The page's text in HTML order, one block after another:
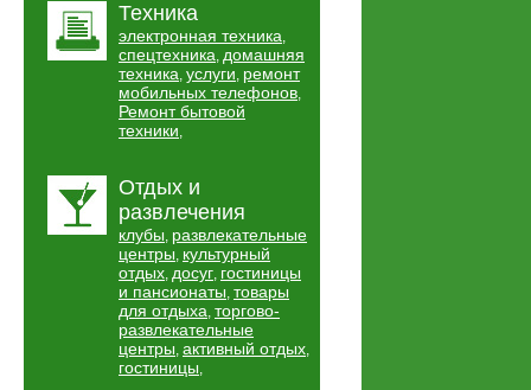
Техника
электронная техника,
спецтехника, домашняя
техника, услуги, ремонт
мобильных телефонов,
Ремонт бытовой
техники,
Отдых и
развлечения
клубы, развлекательные
центры, культурный
отдых, досуг, гостиницы
и пансионаты, товары
для отдыха, торгово-
развлекательные
центры, активный отдых,
гостиницы,